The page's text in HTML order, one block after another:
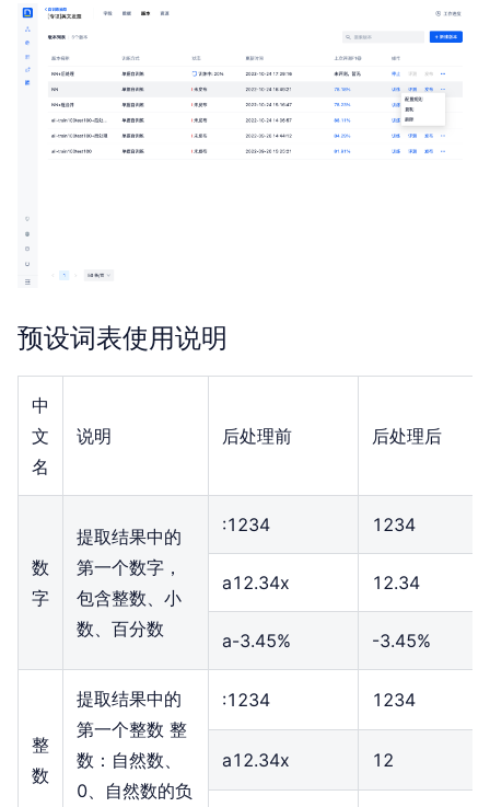
预设词表使用说明
中
文
名
说明 后处理前 后处理后
数
字
提取结果中的
第一个数字，
包含整数、小
数、百分数
:1234 1234
a12.34x 12.34
a-3.45% -3.45%
整
数
提取结果中的
第一个整数 整
数：自然数、
0、自然数的负
:1234 1234
a12.34x 12